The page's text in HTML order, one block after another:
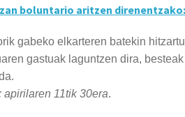
boluntario aritzen direnentzako:
gabeko elkarteren batekin
gastuak laguntzen dira,
11tik 30era.